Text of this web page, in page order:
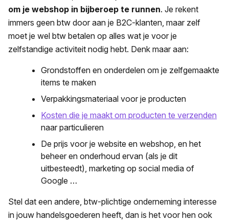
om je webshop in bijberoep te runnen. Je rekent
immers geen btw door aan je B2C-klanten, maar zelf
moet je wel btw betalen op alles wat je voor je
zelfstandige activiteit nodig hebt. Denk maar aan:
Grondstoffen en onderdelen om je zelfgemaakte
items te maken
Verpakkingsmateriaal voor je producten
Kosten die je maakt om producten te verzenden
naar particulieren
De prijs voor je website en webshop, en het
beheer en onderhoud ervan (als je dit
uitbesteedt), marketing op social media of
Google …
Stel dat een andere, btw-plichtige onderneming interesse
in jouw handelsgoederen heeft, dan is het voor hen ook